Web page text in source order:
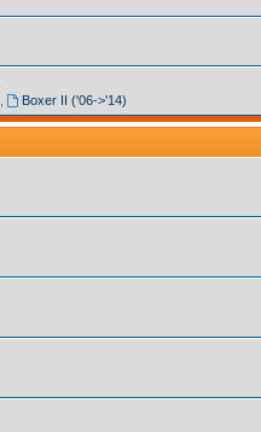
Boxer II ('06->'14)